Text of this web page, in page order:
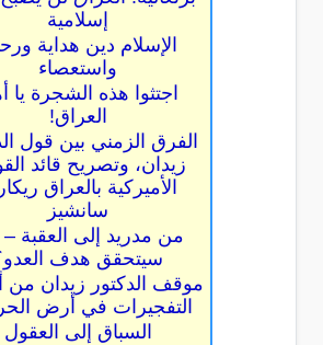
إسلامية
الإسلام دين هداية
واستعصاء
اجتثوا هذه الشجرة يا
العراق!
الفرق الزمني بين قول
زيدان، وتصريح قائد
الأميركية بالعراق
سانشيز
من مدريد إلى العقبة
سيتحقق هدف
موقف الدكتور زيدان من
التفجيرات في أرض
السباق إلى العقول